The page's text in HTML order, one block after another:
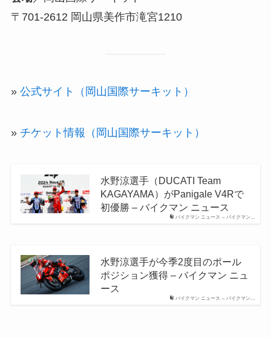
〒701-2612 岡山県美作市滝宮1210
» 公式サイト（岡山国際サーキット）
» チケット情報（岡山国際サーキット）
バイクマン ニュース – バイクマン…
水野涼選手（DUCATI Team
KAGAYAMA）がPanigale V4Rで
初優勝 – バイクマン ニュース
バイクマン ニュース – バイクマン…
水野涼選手が今季2度目のポール
ポジション獲得 – バイクマン ニュ
ース